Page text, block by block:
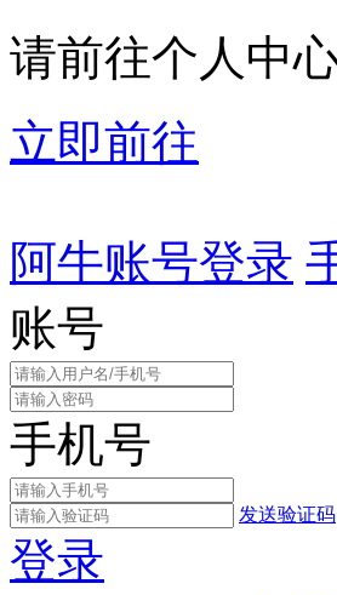
请前往个人中
立即前往
阿牛账号登录
账号
手机号
发送验证码
登录